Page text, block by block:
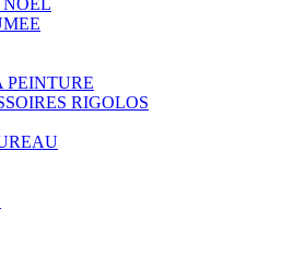
PEINTURE
RIGOLOS